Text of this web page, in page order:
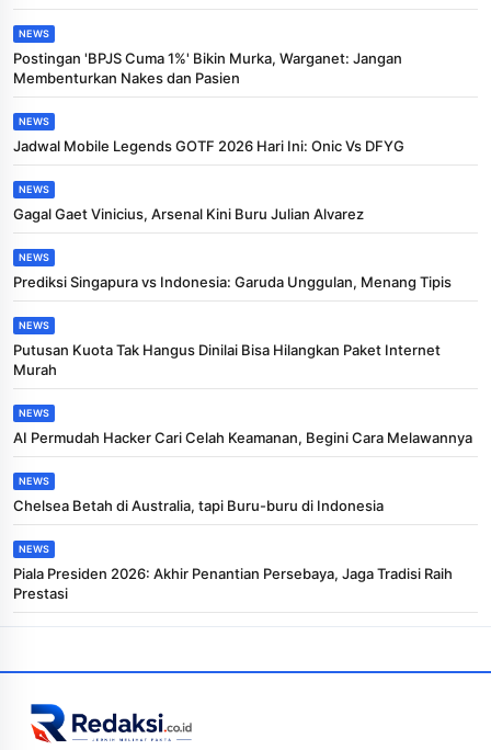
NEWS
Postingan 'BPJS Cuma 1%' Bikin Murka, Warganet: Jangan
Membenturkan Nakes dan Pasien
NEWS
Jadwal Mobile Legends GOTF 2026 Hari Ini: Onic Vs DFYG
NEWS
Gagal Gaet Vinicius, Arsenal Kini Buru Julian Alvarez
NEWS
Prediksi Singapura vs Indonesia: Garuda Unggulan, Menang Tipis
NEWS
Putusan Kuota Tak Hangus Dinilai Bisa Hilangkan Paket Internet
Murah
NEWS
AI Permudah Hacker Cari Celah Keamanan, Begini Cara Melawannya
NEWS
Chelsea Betah di Australia, tapi Buru-buru di Indonesia
NEWS
Piala Presiden 2026: Akhir Penantian Persebaya, Jaga Tradisi Raih
Prestasi